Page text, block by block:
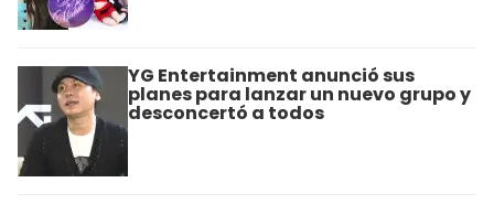
YG Entertainment anunció sus
planes para lanzar un nuevo grupo y
desconcertó a todos